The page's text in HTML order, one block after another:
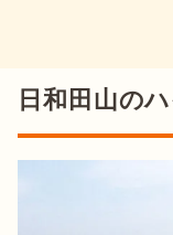
日和田山の